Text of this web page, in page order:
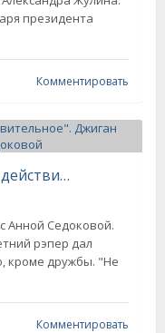
президента
Комментировать
"Не выдавайте желаемое за действительное". Джиган опроверг слухи о романе с Анной Седоковой
Анной Седоковой.
рэпер дал
кроме дружбы. "Не
Комментировать